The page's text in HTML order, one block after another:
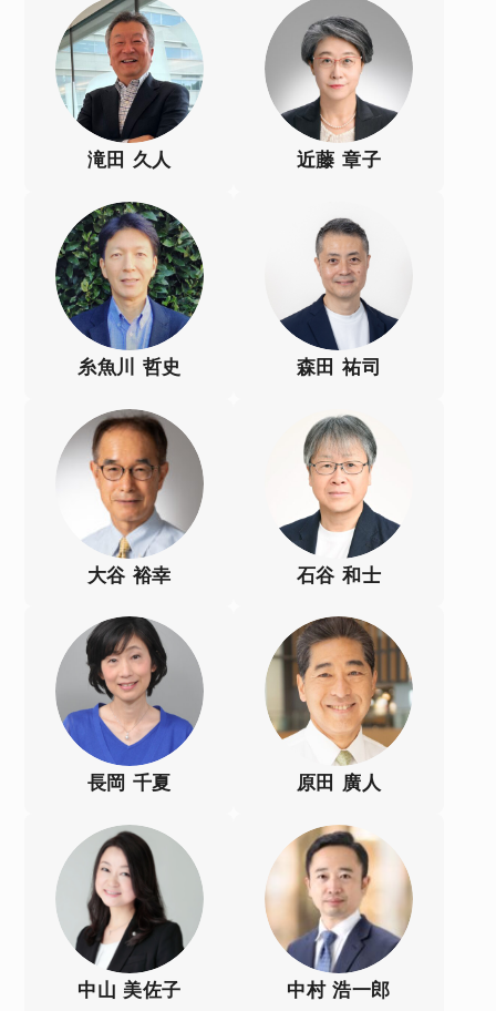
滝田 久人 近藤 章子
糸魚川 哲史 森田 祐司
大谷 裕幸 石谷 和士
長岡 千夏 原田 廣人
中山 美佐子 中村 浩一郎